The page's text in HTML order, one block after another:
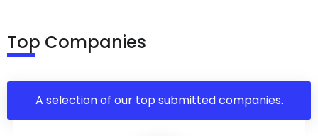
Top Companies
A selection of our top submitted companies.